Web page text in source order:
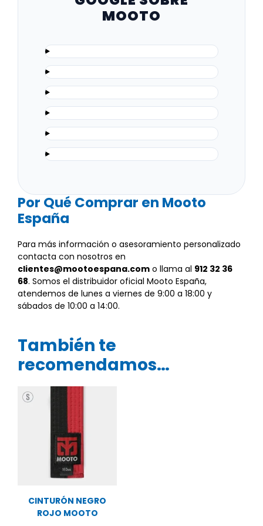
MOOTO
Por Qué Comprar en Mooto
España
Para más información o asesoramiento personalizado
contacta con nosotros en
clientes@mootoespana.com o llama al 912 32 36
68. Somos el distribuidor oficial Mooto España,
atendemos de lunes a viernes de 9:00 a 18:00 y
sábados de 10:00 a 14:00.
También te
recomendamos…
CINTURÓN NEGRO
ROJO MOOTO